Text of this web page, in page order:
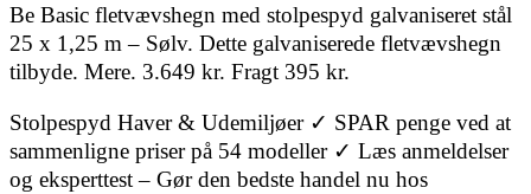
Be Basic fletvævshegn med stolpespyd galvaniseret stål
25 x 1,25 m – Sølv. Dette galvaniserede fletvævshegn
tilbyde. Mere. 3.649 kr. Fragt 395 kr.
Stolpespyd Haver & Udemiljøer ✓ SPAR penge ved at
sammenligne priser på 54 modeller ✓ Læs anmeldelser
og eksperttest – Gør den bedste handel nu hos